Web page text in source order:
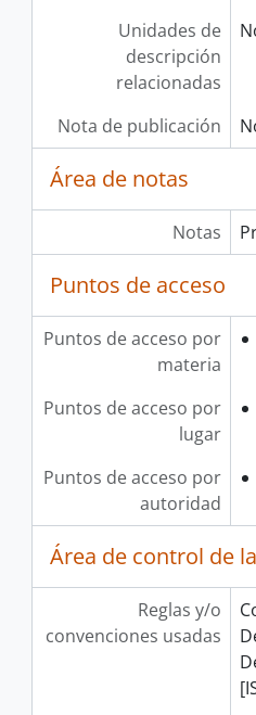
Unidades de
descripción
relacionadas
Nota de publicación
Área de notas
Notas
Puntos de acceso
Puntos de acceso por
materia
Puntos de acceso por
lugar
Puntos de acceso por
autoridad
Área de control de
Reglas y/o
convenciones usadas